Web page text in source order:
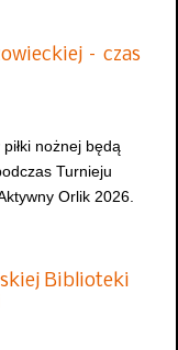
– czas
nożnej będą
Turnieju
Orlik 2026.
Biblioteki